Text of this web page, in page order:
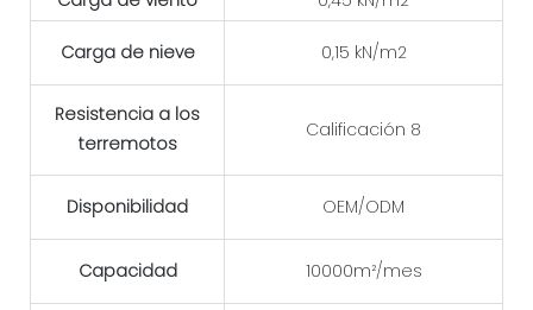
Carga de nieve 0,15 kN/m2
Resistencia a los
terremotos
Calificación 8
Disponibilidad OEM/ODM
Capacidad 10000m²/mes